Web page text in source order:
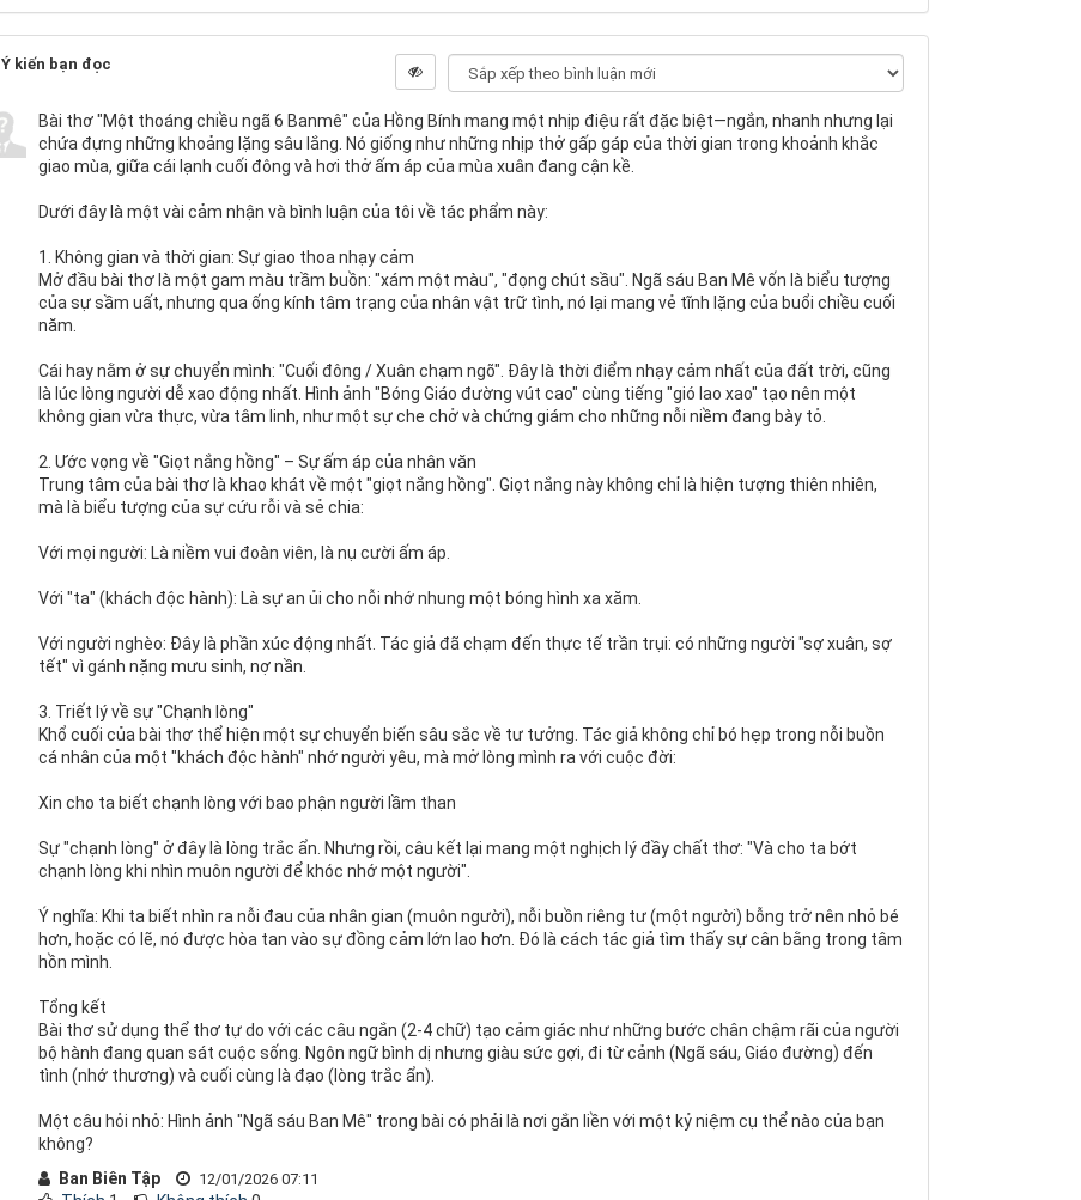
Ý kiến bạn đọc
Bài thơ "Một thoáng chiều ngã 6 Banmê" của Hồng Bính mang một nhịp điệu rất đặc biệt—ngắn, nhanh nhưng lại
chứa đựng những khoảng lặng sâu lắng. Nó giống như những nhịp thở gấp gáp của thời gian trong khoảnh khắc
giao mùa, giữa cái lạnh cuối đông và hơi thở ấm áp của mùa xuân đang cận kề.
Dưới đây là một vài cảm nhận và bình luận của tôi về tác phẩm này:
1. Không gian và thời gian: Sự giao thoa nhạy cảm
Mở đầu bài thơ là một gam màu trầm buồn: "xám một màu", "đọng chút sầu". Ngã sáu Ban Mê vốn là biểu tượng
của sự sầm uất, nhưng qua ống kính tâm trạng của nhân vật trữ tình, nó lại mang vẻ tĩnh lặng của buổi chiều cuối
năm.
Cái hay nằm ở sự chuyển mình: "Cuối đông / Xuân chạm ngõ". Đây là thời điểm nhạy cảm nhất của đất trời, cũng
là lúc lòng người dễ xao động nhất. Hình ảnh "Bóng Giáo đường vút cao" cùng tiếng "gió lao xao" tạo nên một
không gian vừa thực, vừa tâm linh, như một sự che chở và chứng giám cho những nỗi niềm đang bày tỏ.
2. Ước vọng về "Giọt nắng hồng" – Sự ấm áp của nhân văn
Trung tâm của bài thơ là khao khát về một "giọt nắng hồng". Giọt nắng này không chỉ là hiện tượng thiên nhiên,
mà là biểu tượng của sự cứu rỗi và sẻ chia:
Với mọi người: Là niềm vui đoàn viên, là nụ cười ấm áp.
Với "ta" (khách độc hành): Là sự an ủi cho nỗi nhớ nhung một bóng hình xa xăm.
Với người nghèo: Đây là phần xúc động nhất. Tác giả đã chạm đến thực tế trần trụi: có những người "sợ xuân, sợ
tết" vì gánh nặng mưu sinh, nợ nần.
3. Triết lý về sự "Chạnh lòng"
Khổ cuối của bài thơ thể hiện một sự chuyển biến sâu sắc về tư tưởng. Tác giả không chỉ bó hẹp trong nỗi buồn
cá nhân của một "khách độc hành" nhớ người yêu, mà mở lòng mình ra với cuộc đời:
Xin cho ta biết chạnh lòng với bao phận người lầm than
Sự "chạnh lòng" ở đây là lòng trắc ẩn. Nhưng rồi, câu kết lại mang một nghịch lý đầy chất thơ: "Và cho ta bớt
chạnh lòng khi nhìn muôn người để khóc nhớ một người".
Ý nghĩa: Khi ta biết nhìn ra nỗi đau của nhân gian (muôn người), nỗi buồn riêng tư (một người) bỗng trở nên nhỏ bé
hơn, hoặc có lẽ, nó được hòa tan vào sự đồng cảm lớn lao hơn. Đó là cách tác giả tìm thấy sự cân bằng trong tâm
hồn mình.
Tổng kết
Bài thơ sử dụng thể thơ tự do với các câu ngắn (2-4 chữ) tạo cảm giác như những bước chân chậm rãi của người
bộ hành đang quan sát cuộc sống. Ngôn ngữ bình dị nhưng giàu sức gợi, đi từ cảnh (Ngã sáu, Giáo đường) đến
tình (nhớ thương) và cuối cùng là đạo (lòng trắc ẩn).
Một câu hỏi nhỏ: Hình ảnh "Ngã sáu Ban Mê" trong bài có phải là nơi gắn liền với một kỷ niệm cụ thể nào của bạn
không?
Ban Biên Tập
12/01/2026 07:11